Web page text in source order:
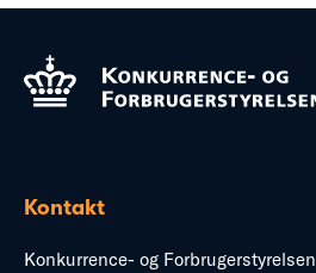
Kontakt
Konkurrence- og Forbrugerstyrelsen